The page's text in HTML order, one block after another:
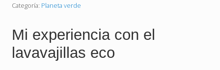
t
n
d
s
s
Categoría: Planeta verde
Mi experiencia con el
lavavajillas eco